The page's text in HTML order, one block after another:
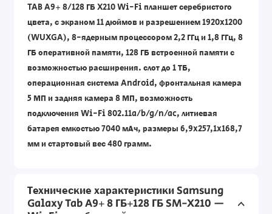
TAB A9+ 8/128 ГБ X210 Wi-Fi планшет серебристого
цвета, с экраном 11 дюймов и разрешением 1920x1200
(WUXGA), 8-ядерным процессором 2,2 ГГц и 1,8 ГГц, 8
ГБ оперативной памяти, 128 ГБ встроенной памяти с
возможностью расширения. слот до 1 ТБ,
операционная система Android, фронтальная камера
5 МП и задняя камера 8 МП, возможность
подключения Wi-Fi 802.11a/b/g/n/ac, литиевая
батарея емкостью 7040 мАч, размеры 6,9x257,1x168,7
мм и стартовый вес 480 грамм.
Технические характеристики Samsung
Galaxy Tab A9+ 8 ГБ+128 ГБ SM-X210 —